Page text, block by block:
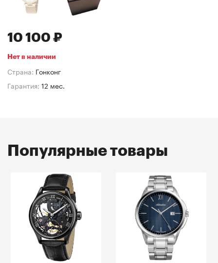
10 100 ₽
Нет в наличии
Страна: Гонконг
Гарантия: 12 мес.
Популярные товары